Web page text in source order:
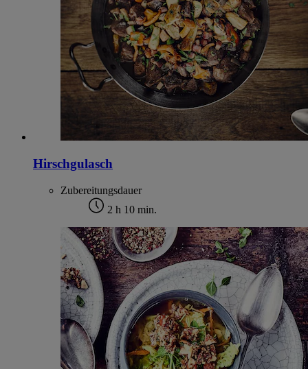
Hirschgulasch
Zubereitungsdauer
2 h 10 min.